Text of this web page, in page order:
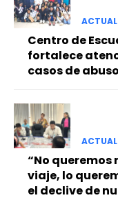
Centro de
fortalece
casos de abuso
“No
viaje, lo
el declive de